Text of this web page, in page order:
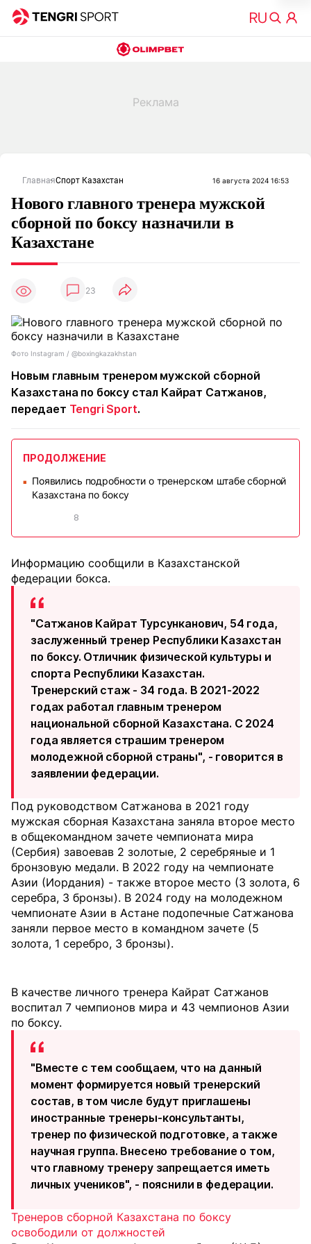
ГлавнаяСпорт Казахстан 16 августа 2024 16:53
Нового главного тренера мужской
сборной по боксу назначили в
Казахстане
23
Фото Instagram / @boxingkazakhstan
Новым главным тренером мужской сборной
Казахстана по боксу стал Кайрат Сатжанов,
передает Tengri Sport.
ПРОДОЛЖЕНИЕ
■
Появились подробности о тренерском штабе сборной
Казахстана по боксу
8
Информацию сообщили в Казахстанской
федерации бокса.
"Сатжанов Кайрат Турсунканович, 54 года,
заслуженный тренер Республики Казахстан
по боксу. Отличник физической культуры и
спорта Республики Казахстан.
Тренерский стаж - 34 года. В 2021-2022
годах работал главным тренером
национальной сборной Казахстана. С 2024
года является страшим тренером
молодежной сборной страны", - говорится в
заявлении федерации.
Под руководством Сатжанова в 2021 году
мужская сборная Казахстана заняла второе место
в общекомандном зачете чемпионата мира
(Сербия) завоевав 2 золотые, 2 серебряные и 1
бронзовую медали. В 2022 году на чемпионате
Азии (Иордания) - также второе место (3 золота, 6
серебра, 3 бронзы). В 2024 году на молодежном
чемпионате Азии в Астане подопечные Сатжанова
заняли первое место в командном зачете (5
золота, 1 серебро, 3 бронзы).
В качестве личного тренера Кайрат Сатжанов
воспитал 7 чемпионов мира и 43 чемпионов Азии
по боксу.
"Вместе с тем сообщаем, что на данный
момент формируется новый тренерский
состав, в том числе будут приглашены
иностранные тренеры-консультанты,
тренер по физической подготовке, а также
научная группа. Внесено требование о том,
что главному тренеру запрещается иметь
личных учеников", - пояснили в федерации.
Тренеров сборной Казахстана по боксу
освободили от должностей